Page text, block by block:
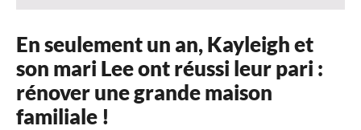
En seulement un an, Kayleigh et
son mari Lee ont réussi leur pari :
rénover une grande maison
familiale !